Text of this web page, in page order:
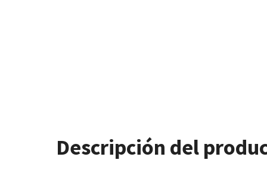
Descripción del